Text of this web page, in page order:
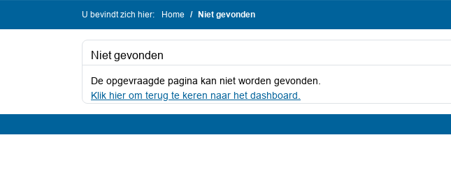
U bevindt zich hier: Home Niet gevonden
Niet gevonden
De opgevraagde pagina kan niet worden gevonden.
Klik hier om terug te keren naar het dashboard.